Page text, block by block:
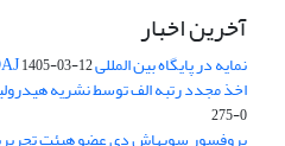
آخرین اخبار
نمایه در پایگاه بین المللی DOAJ1405-03-12
اخذ مجدد رتبه الف توسط نشریه هیدرولیک
0-275
پروفسور سوبهاش دی عضو هیئت